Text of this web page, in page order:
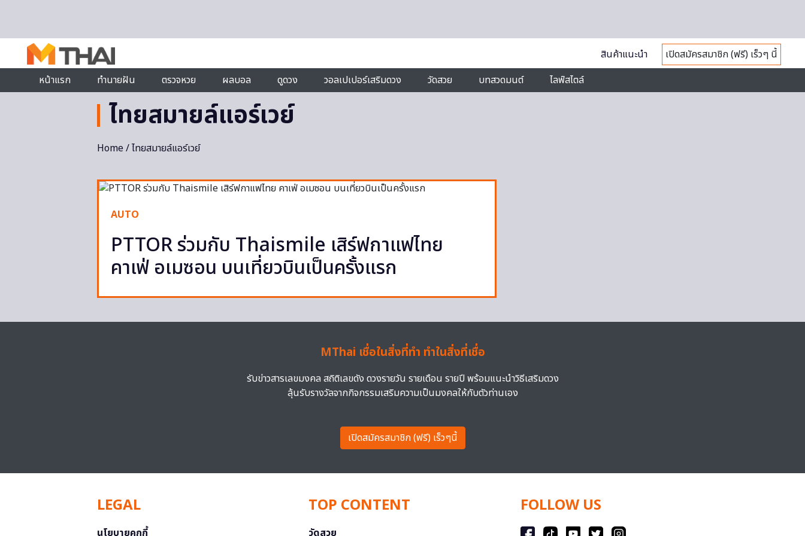
สินค้าแนะนำ
เปิดสมัครสมาชิก (ฟรี) เร็วๆ นี้
หน้าแรก
ทำนายฝัน ตรวจหวย ผลบอล ดูดวง วอลเปเปอร์เสริมดวง วัดสวย บทสวดมนต์ ไลฟ์สไตล์
ไทยสมายล์แอร์เวย์
Home/ ไทยสมายล์แอร์เวย์
AUTO
PTTOR ร่วมกับ Thaismile เสิร์ฟกาแฟไทย
คาเฟ่ อเมซอน บนเที่ยวบินเป็นครั้งแรก
MThai เชื่อในสิ่งที่ทำ ทำในสิ่งที่เชื่อ
รับข่าวสารเลขมงคล สถิติเลขดัง ดวงรายวัน รายเดือน รายปี พร้อมแนะนำวิธีเสริมดวง
ลุ้นรับรางวัลจากกิจกรรมเสริมความเป็นมงคลให้กับตัวท่านเอง
เปิดสมัครสมาชิก (ฟรี) เร็วๆนี้
LEGAL
นโยบายคุกกี้
TOP CONTENT
วัดสวย
FOLLOW US